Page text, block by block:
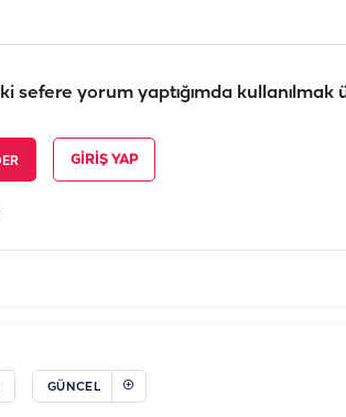
sefere yorum yaptığımda kullanılmak
GIRIŞ YAP
GÜNCEL